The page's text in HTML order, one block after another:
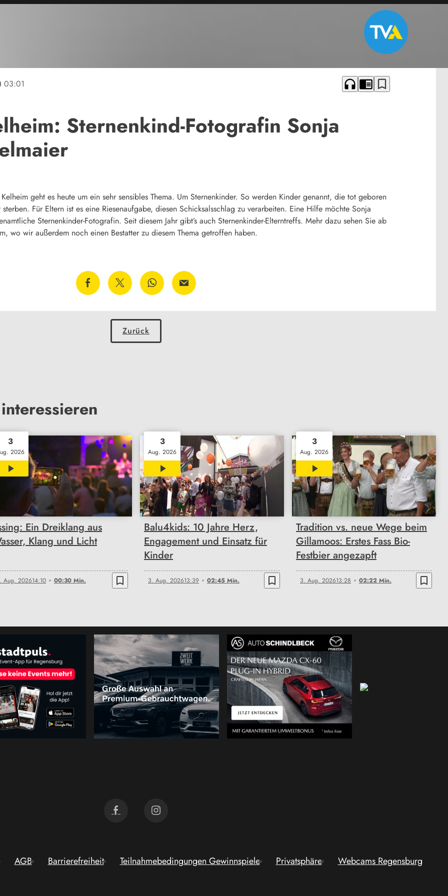
03:01 headphones chrome_reader_mode bookmark_border
Sternenkind-Fotografin Sonja
geht es heute um ein sehr sensibles Thema. Um Sternenkinder. So werden Kinder genannt, die tot geboren
Für Eltern ist es eine Riesenaufgabe, diesen Schicksalsschlag zu verarbeiten. Eine Hilfe möchte Sonja
Sternenkinder-Fotografin. Seit diesem Jahr gibt’s auch Sternenkinder-Elterntreffs. Mehr dazu sehen Sie ab
wo wir außerdem noch einen Bestatter zu diesem Thema getroffen haben.
Zurück
3
2026
Ein Dreiklang aus
Klang und Licht
Aug. 202614:10 00:30 Min. bookmark_border
3
Aug. 2026
02:45
Balu4kids: 10 Jahre Herz,
Engagement und Einsatz für
Kinder
3. Aug. 202613:39 02:45 Min. bookmark_border
3
Aug. 2026
02:22
Tradition vs. neue Wege beim
Gillamoos: Erstes Fass Bio-
Festbier angezapft
3. Aug. 202613:28 02:22 Min. bookmark_border
AGB Barrierefreiheit Teilnahmebedingungen Gewinnspiele Privatsphäre Webcams Regensburg